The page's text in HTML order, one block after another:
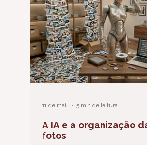
A IA e a organização
fotos
11 de mai. 5 min de leitura